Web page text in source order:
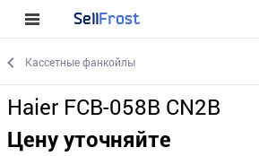
SellFrost
Кассетные фанкойлы
Haier FCB-058B CN2B
Цену уточняйте